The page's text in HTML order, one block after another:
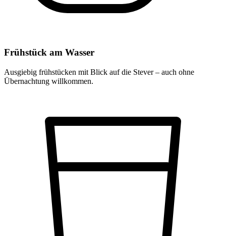
Frühstück am Wasser
Ausgiebig frühstücken mit Blick auf die Stever – auch ohne
Übernachtung willkommen.